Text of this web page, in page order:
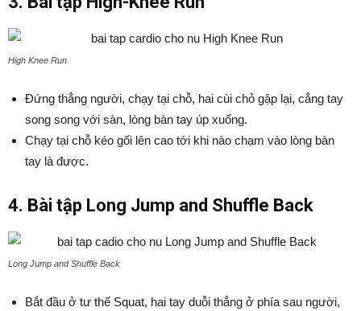
High Knee Run
Đứng thẳng người, chạy tại chỗ, hai cùi chỏ gập lại, cẳng tay
song song với sàn, lòng bàn tay úp xuống.
Chạy tại chỗ kéo gối lên cao tới khi nào chạm vào lòng bàn
tay là được.
4. Bài tập Long Jump and Shuffle Back
Long Jump and Shuffle Back
Bắt đầu ở tư thế Squat, hai tay duỗi thẳng ở phía sau người,